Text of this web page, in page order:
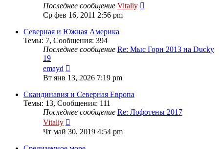
Последнее сообщение Vitaliy
Ср фев 16, 2011 2:56 pm
Северная и Южная Америка
Темы: 7, Сообщения: 394
Последнее сообщение Re: Мыс Горн 2013 на Ducky
19
emayd
к
последнему
сообщению
Вт янв 13, 2026 7:19 pm
Скандинавия и Северная Европа
Темы: 13, Сообщения: 111
Последнее сообщение Re: Лофотены 2017
Vitaliy
к
последнему
сообщению
Чт май 30, 2019 4:54 pm